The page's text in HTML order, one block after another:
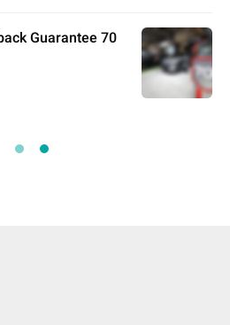
Guarantee 70